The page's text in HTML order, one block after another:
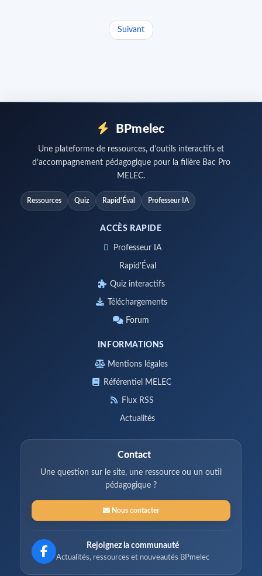
Suivant
BPmelec
Une plateforme de ressources, d’outils interactifs et
d’accompagnement pédagogique pour la filière Bac Pro
MELEC.
Ressources Quiz Rapid'Éval Professeur IA
ACCÈS RAPIDE
Professeur IA
Rapid'Éval
Quiz interactifs
Téléchargements
Forum
INFORMATIONS
Mentions légales
Référentiel MELEC
Flux RSS
Actualités
Contact
Une question sur le site, une ressource ou un outil
pédagogique ?
Nous contacter
Rejoignez la communauté
Actualités, ressources et nouveautés BPmelec